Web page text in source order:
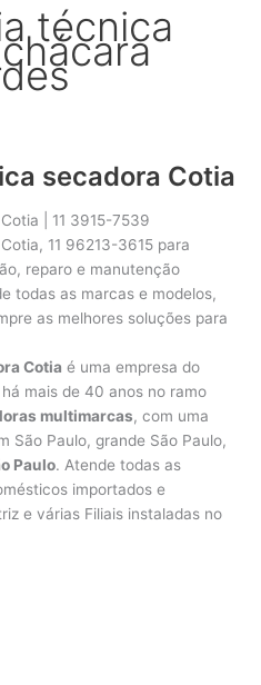
técnica
secadora Cotia
| 11 3915-7539
11 96213-3615 para
reparo e manutenção
todas as marcas e modelos,
as melhores soluções para
Cotia é uma empresa do
mais de 40 anos no ramo
multimarcas, com uma
São Paulo, grande São Paulo,
Paulo. Atende todas as
importados e
e várias Filiais instaladas no